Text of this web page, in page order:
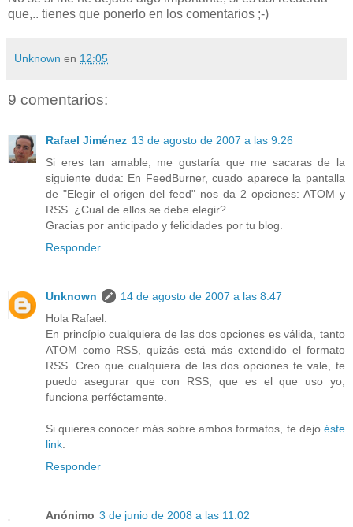
que,.. tienes que ponerlo en los comentarios ;-)
Unknown en 12:05
9 comentarios:
Rafael Jiménez 13 de agosto de 2007 a las 9:26
Si eres tan amable, me gustaría que me sacaras de la
siguiente duda: En FeedBurner, cuado aparece la pantalla
de "Elegir el origen del feed" nos da 2 opciones: ATOM y
RSS. ¿Cual de ellos se debe elegir?.
Gracias por anticipado y felicidades por tu blog.
Responder
Unknown
14 de agosto de 2007 a las 8:47
Hola Rafael.
En princípio cualquiera de las dos opciones es válida, tanto
ATOM como RSS, quizás está más extendido el formato
RSS. Creo que cualquiera de las dos opciones te vale, te
puedo asegurar que con RSS, que es el que uso yo,
funciona perféctamente.
Si quieres conocer más sobre ambos formatos, te dejo éste
link.
Responder
Anónimo 3 de junio de 2008 a las 11:02